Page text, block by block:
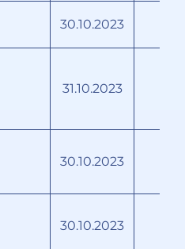
30.10.2023
31.10.2023
30.10.2023
30.10.2023